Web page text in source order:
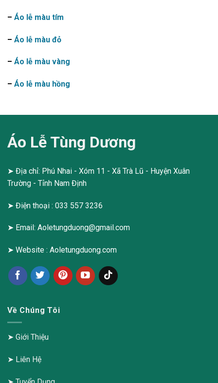
– Áo lễ màu tím
– Áo lễ màu đỏ
– Áo lễ màu vàng
– Áo lễ màu hồng
Áo Lễ Tùng Dương
➤ Địa chỉ: Phú Nhai - Xóm 11 - Xã Trà Lũ - Huyện Xuân
Trường - Tỉnh Nam Định
➤ Điện thoại : 033 557 3236
➤ Email: Aoletungduong@gmail.com
➤ Website : Aoletungduong.com
Về Chúng Tôi
➤ Giới Thiệu
➤ Liên Hệ